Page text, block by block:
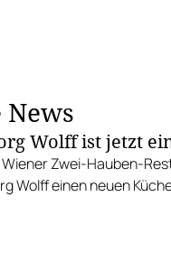
Wolff ist jetzt
Wiener Zwei-Hauben-
Wolff einen neuen